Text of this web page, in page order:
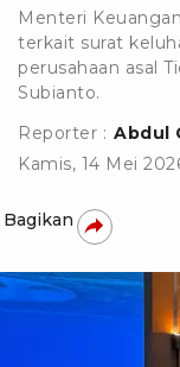
Menteri
terkait surat
perusahaan asal
Subianto.
Reporter : Abdul
Kamis, 14 Mei
Bagikan